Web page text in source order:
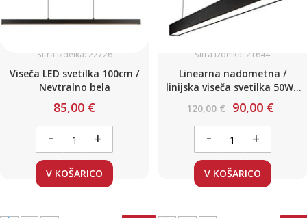
Šifra izdelka: 22726
Viseča LED svetilka 100cm /
Nevtralno bela
85,00 €
- +
V KOŠARICO
Šifra izdelka: 21644
Linearna nadometna /
linijska viseča svetilka 50W /
L-1500mm Nevtralno bela
120,00 € 90,00 €
- +
V KOŠARICO